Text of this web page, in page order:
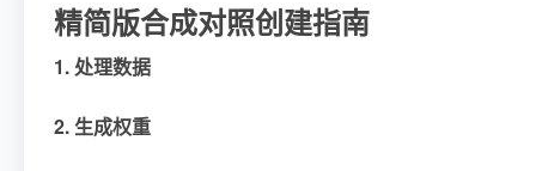
精简版合成对照创建指南
1. 处理数据
2. 生成权重